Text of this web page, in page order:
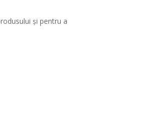
și pentru a